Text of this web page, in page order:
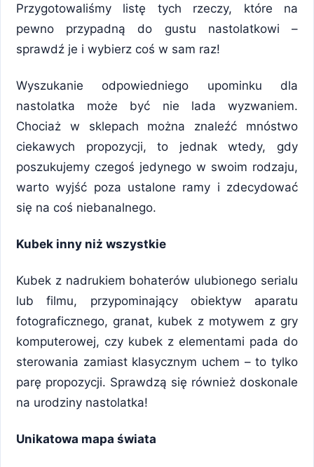
Przygotowaliśmy listę tych rzeczy, które na
pewno przypadną do gustu nastolatkowi –
sprawdź je i wybierz coś w sam raz!
Wyszukanie odpowiedniego upominku dla
nastolatka może być nie lada wyzwaniem.
Chociaż w sklepach można znaleźć mnóstwo
ciekawych propozycji, to jednak wtedy, gdy
poszukujemy czegoś jedynego w swoim rodzaju,
warto wyjść poza ustalone ramy i zdecydować
się na coś niebanalnego.
Kubek inny niż wszystkie
Kubek z nadrukiem bohaterów ulubionego serialu
lub filmu, przypominający obiektyw aparatu
fotograficznego, granat, kubek z motywem z gry
komputerowej, czy kubek z elementami pada do
sterowania zamiast klasycznym uchem – to tylko
parę propozycji. Sprawdzą się również doskonale
na urodziny nastolatka!
Unikatowa mapa świata